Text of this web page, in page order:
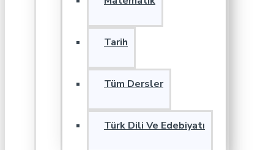
Tarih
Tüm Dersler
Türk Dili Ve Edebiyatı